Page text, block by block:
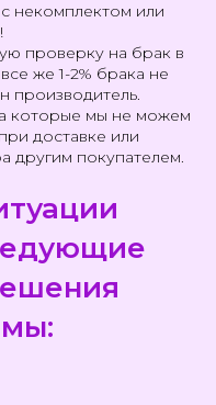
некомплектом или
проверку на брак в
же 1-2% брака не
производитель.
которые мы не можем
доставке или
другим покупателем.